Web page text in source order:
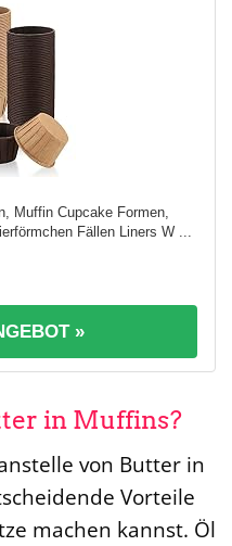
Muffin Cupcake Formen,
Fällen Liners W ...
»
in Muffins?
von Butter in
Vorteile
machen kannst. Öl